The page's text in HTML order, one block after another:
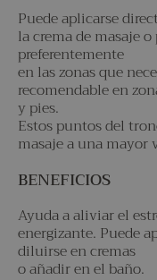
Puede aplicarse
la crema de masaje
preferentemente
en las zonas que
recomendable en
y pies.
Estos puntos del
masaje a una
BENEFICIOS
Ayuda a aliviar el
energizante. Puede
diluirse en cremas
o añadir en el baño.